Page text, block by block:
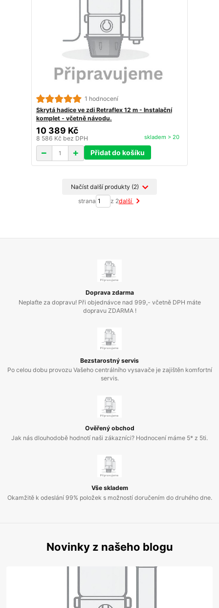
1 hodnocení
Skrytá hadice ve zdi Retraflex 12 m - Instalační
komplet - včetně návodu.
10 389 Kč
8 586 Kč bez DPH skladem > 20
Přidat do košíku
Načíst další produkty (2)
strana
z 2další
Doprava zdarma
Neplaťte za dopravu! Při objednávce nad 999,- včetně DPH máte
dopravu ZDARMA !
Bezstarostný servis
Po celou dobu provozu Vašeho centrálního vysavače je zajištěn komfortní
servis.
Ověřený obchod
Jak nás dlouhodobě hodnotí naši zákazníci? Hodnocení máme 5* z 5ti.
Vše skladem
Okamžitě k odeslání 99% položek s možností doručením do druhého dne.
Novinky z našeho blogu